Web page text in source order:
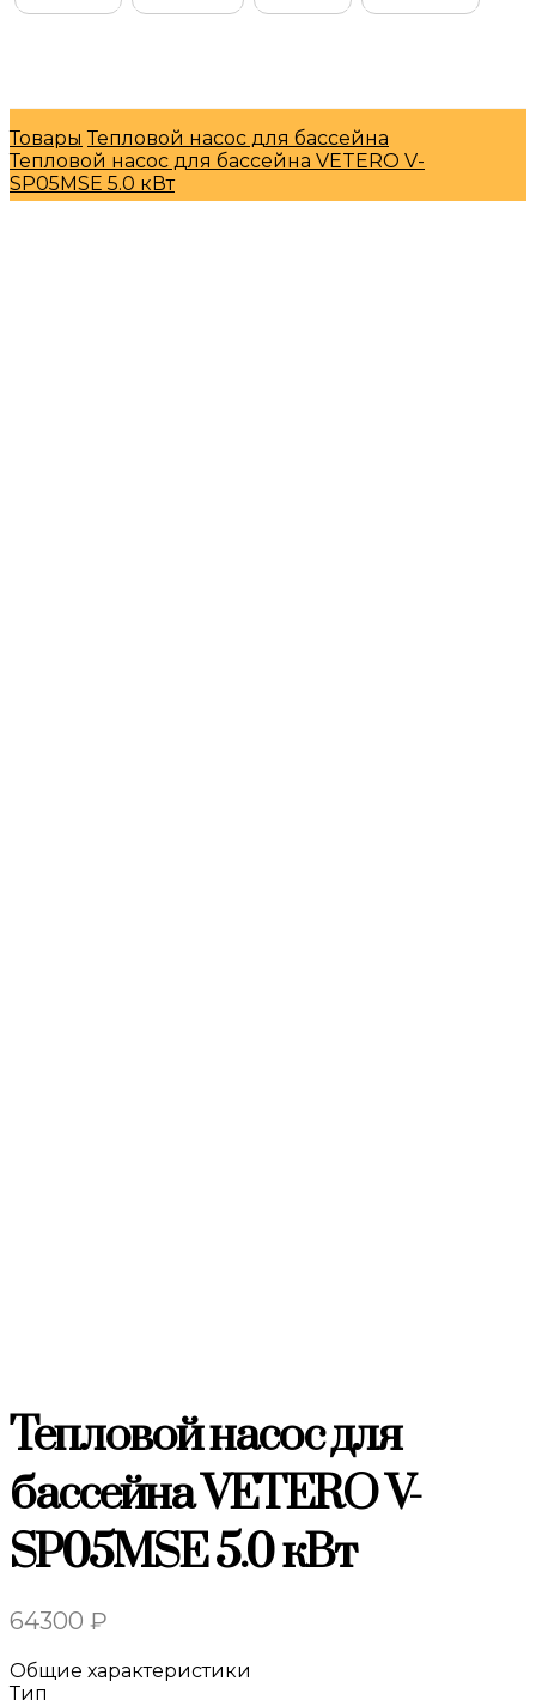
Товары Тепловой насос для бассейна
Тепловой насос для бассейна VETERO V-
SP05MSE 5.0 кВт
Тепловой насос для
бассейна VETERO V-
SP05MSE 5.0 кВт
64300 ₽
Общие характеристики
Тип